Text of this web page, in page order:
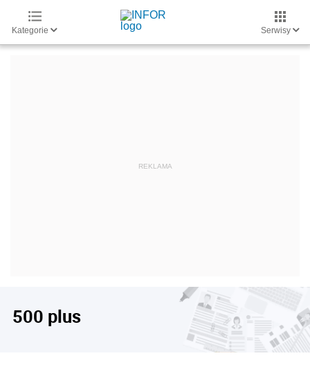
Kategorie Serwisy
500 plus